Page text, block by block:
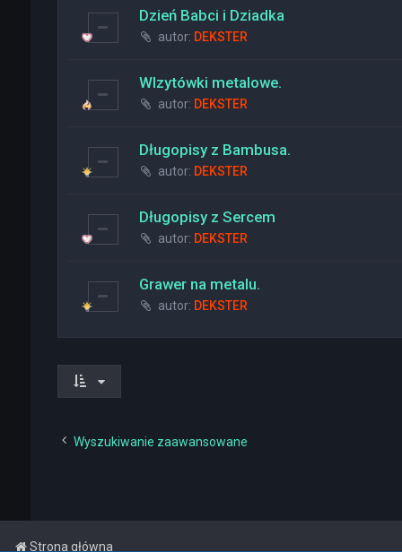
Dzień Babci i Dziadka
autor: DEKSTER
WIzytówki metalowe.
autor: DEKSTER
Długopisy z Bambusa.
autor: DEKSTER
Długopisy z Sercem
autor: DEKSTER
Grawer na metalu.
autor: DEKSTER
Wyszukiwanie zaawansowane
Strona główna